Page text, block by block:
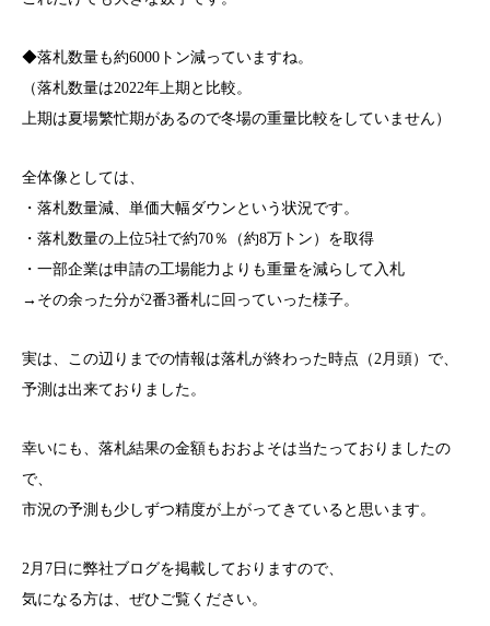
◆落札数量も約6000トン減っていますね。
（落札数量は2022年上期と比較。
上期は夏場繁忙期があるので冬場の重量比較をしていません）
全体像としては、
・落札数量減、単価大幅ダウンという状況です。
・落札数量の上位5社で約70％（約8万トン）を取得
・一部企業は申請の工場能力よりも重量を減らして入札
→その余った分が2番3番札に回っていった様子。
実は、この辺りまでの情報は落札が終わった時点（2月頭）で、
予測は出来ておりました。
幸いにも、落札結果の金額もおおよそは当たっておりましたの
で、
市況の予測も少しずつ精度が上がってきていると思います。
2月7日に弊社ブログを掲載しておりますので、
気になる方は、ぜひご覧ください。